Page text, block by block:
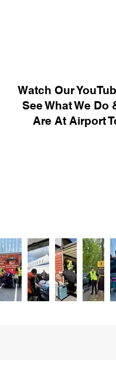
Watch Our
See What We Do
Are At Airport